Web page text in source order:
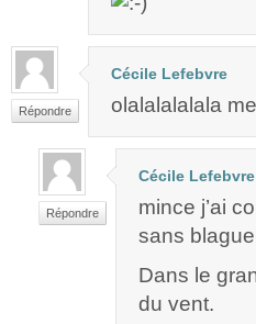
Répondre
Cécile Lefebvre
olalalalalala
Répondre
Cécile Lefebvre
mince j’ai
sans
Dans le
du vent.